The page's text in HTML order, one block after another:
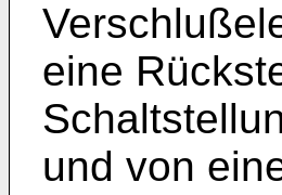
eine
und von